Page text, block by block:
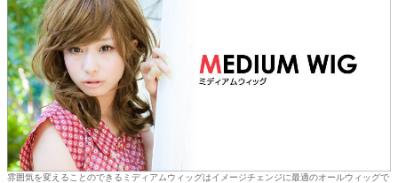
雰囲気を変えることのできるミディアムウィッグはイメージチェンジに最適のオールウィッグで